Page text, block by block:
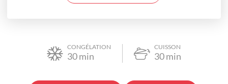
CONGÉLATION
30min
CUISSON
30min